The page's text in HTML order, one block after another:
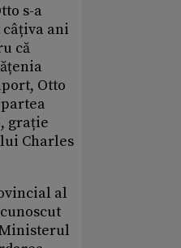
s-a
ani
că
Otto
grație
Charles
al